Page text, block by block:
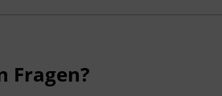
Fragen?